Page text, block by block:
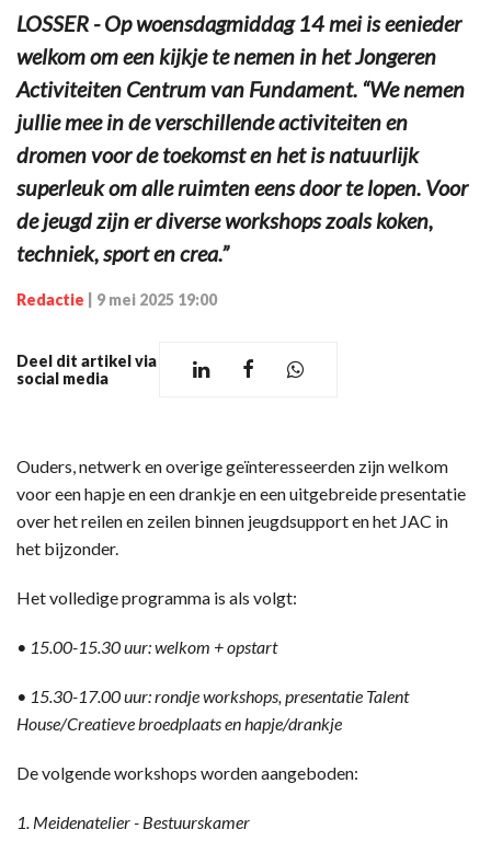
LOSSER - Op woensdagmiddag 14 mei is eenieder
welkom om een kijkje te nemen in het Jongeren
Activiteiten Centrum van Fundament. “We nemen
jullie mee in de verschillende activiteiten en
dromen voor de toekomst en het is natuurlijk
superleuk om alle ruimten eens door te lopen. Voor
de jeugd zijn er diverse workshops zoals koken,
techniek, sport en crea.”
Redactie 9 mei 2025 19:00
Deel dit artikel via
social media
Ouders, netwerk en overige geïnteresseerden zijn welkom
voor een hapje en een drankje en een uitgebreide presentatie
over het reilen en zeilen binnen jeugdsupport en het JAC in
het bijzonder.
Het volledige programma is als volgt:
• 15.00-15.30 uur: welkom + opstart
• 15.30-17.00 uur: rondje workshops, presentatie Talent
House/Creatieve broedplaats en hapje/drankje
De volgende workshops worden aangeboden:
1. Meidenatelier - Bestuurskamer